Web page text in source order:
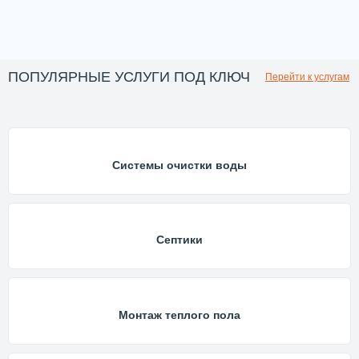
ПОПУЛЯРНЫЕ УСЛУГИ ПОД КЛЮЧ Перейти к услугам
Системы очистки воды
Септики
Монтаж теплого пола